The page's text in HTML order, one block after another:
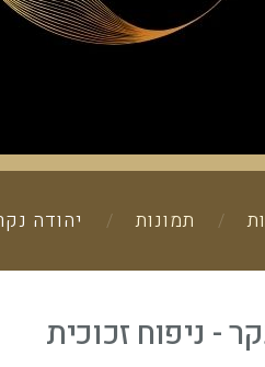
תמונות יהודה
- ניפוח זכוכית